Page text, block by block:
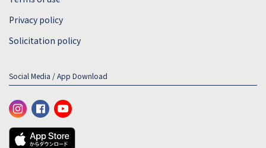
Privacy policy
Solicitation policy
Social Media / App Download